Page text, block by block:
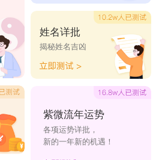
青霖 芬清
姓名详批
揭秘姓名吉凶
紫微流年运势
各项运势详批，
新的一年新的机遇！